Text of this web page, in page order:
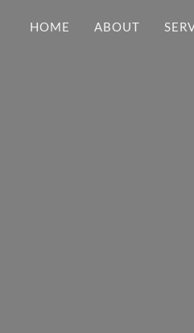
HOME ABOUT